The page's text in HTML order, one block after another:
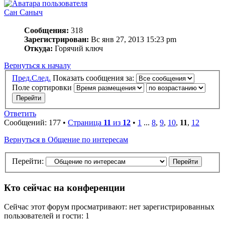
Сан Саныч
Сообщения: 318
Зарегистрирован: Вс янв 27, 2013 15:23 pm
Откуда: Горячий ключ
Вернуться к началу
Пред.След. Показать сообщения за:
Поле сортировки
Ответить
Сообщений: 177 • Страница 11 из 12 • 1 ... 8, 9, 10, 11, 12
Вернуться в Общение по интересам
Перейти:
Кто сейчас на конференции
Сейчас этот форум просматривают: нет зарегистрированных
пользователей и гости: 1